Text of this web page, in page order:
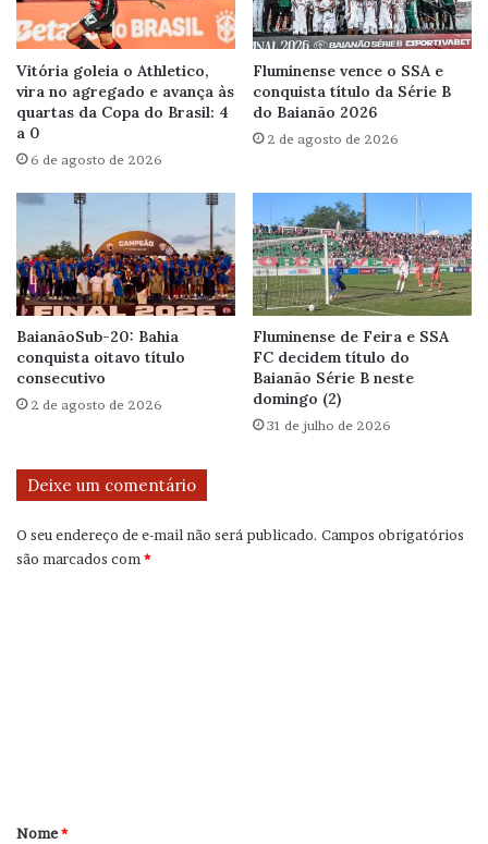
Vitória goleia o Athletico,
vira no agregado e avança às
quartas da Copa do Brasil: 4
a 0
6 de agosto de 2026
Fluminense vence o SSA e
conquista título da Série B
do Baianão 2026
2 de agosto de 2026
BaianãoSub-20: Bahia
conquista oitavo título
consecutivo
2 de agosto de 2026
Fluminense de Feira e SSA
FC decidem título do
Baianão Série B neste
domingo (2)
31 de julho de 2026
Deixe um comentário
O seu endereço de e-mail não será publicado. Campos obrigatórios
são marcados com*
r
Nome*